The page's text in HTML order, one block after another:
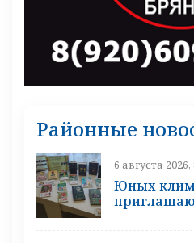
Районные
6 августа 2026,
Юных